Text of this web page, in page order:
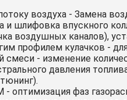
воздуха - Замена
и шлифовка впускного
воздушных каналов),
профилем кулачков -
смеси - изменение
давления
оптимизация фаз